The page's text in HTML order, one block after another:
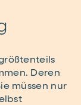
Deren
müssen nur